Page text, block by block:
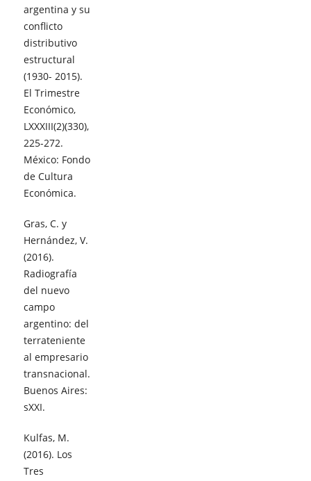
argentina y su
conflicto
distributivo
estructural
(1930- 2015).
El Trimestre
Económico,
LXXXIII(2)(330),
225-272.
México: Fondo
de Cultura
Económica.
Gras, C. y
Hernández, V.
(2016).
Radiografía
del nuevo
campo
argentino: del
terrateniente
al empresario
transnacional.
Buenos Aires:
sXXI.
Kulfas, M.
(2016). Los
Tres